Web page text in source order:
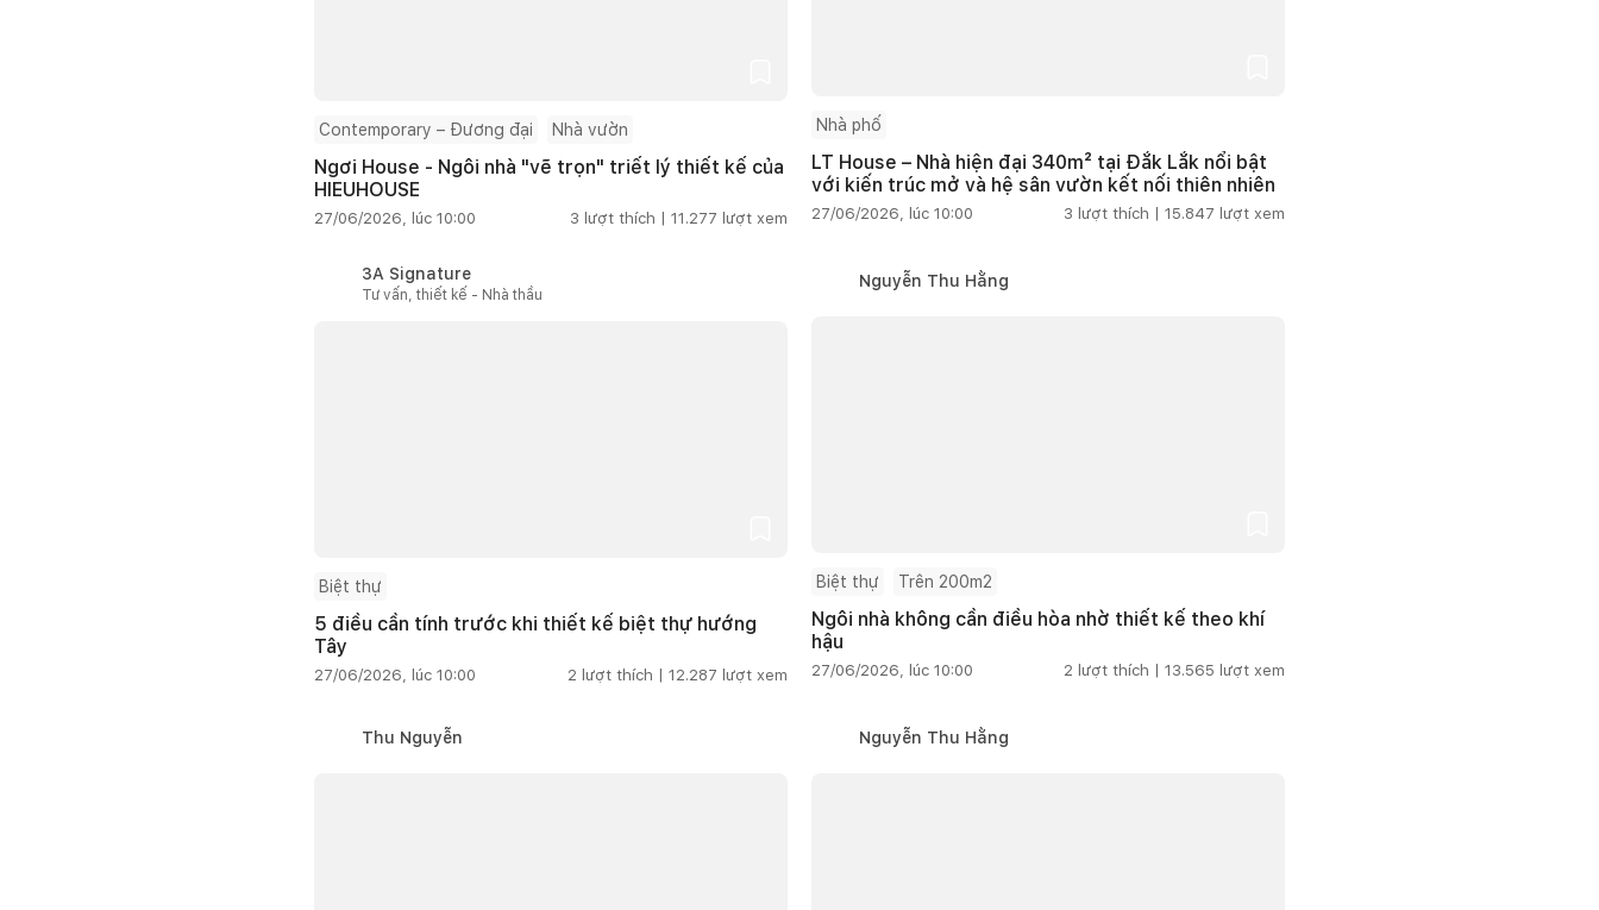
Contemporary – Đương đại Nhà vườn
Ngơi House - Ngôi nhà "vẽ trọn" triết lý thiết kế của
HIEUHOUSE
27/06/2026, lúc 10:00 3 lượt thích | 11.277 lượt xem
Nhà phố
LT House – Nhà hiện đại 340m² tại Đắk Lắk nổi bật
với kiến trúc mở và hệ sân vườn kết nối thiên nhiên
27/06/2026, lúc 10:00 3 lượt thích | 15.847 lượt xem
3A Signature
Tư vấn, thiết kế - Nhà thầu
Biệt thự
5 điều cần tính trước khi thiết kế biệt thự hướng
Tây
27/06/2026, lúc 10:00 2 lượt thích | 12.287 lượt xem
Nguyễn Thu Hằng
Biệt thự Trên 200m2
Ngôi nhà không cần điều hòa nhờ thiết kế theo khí
hậu
27/06/2026, lúc 10:00 2 lượt thích | 13.565 lượt xem
Thu Nguyễn Nguyễn Thu Hằng